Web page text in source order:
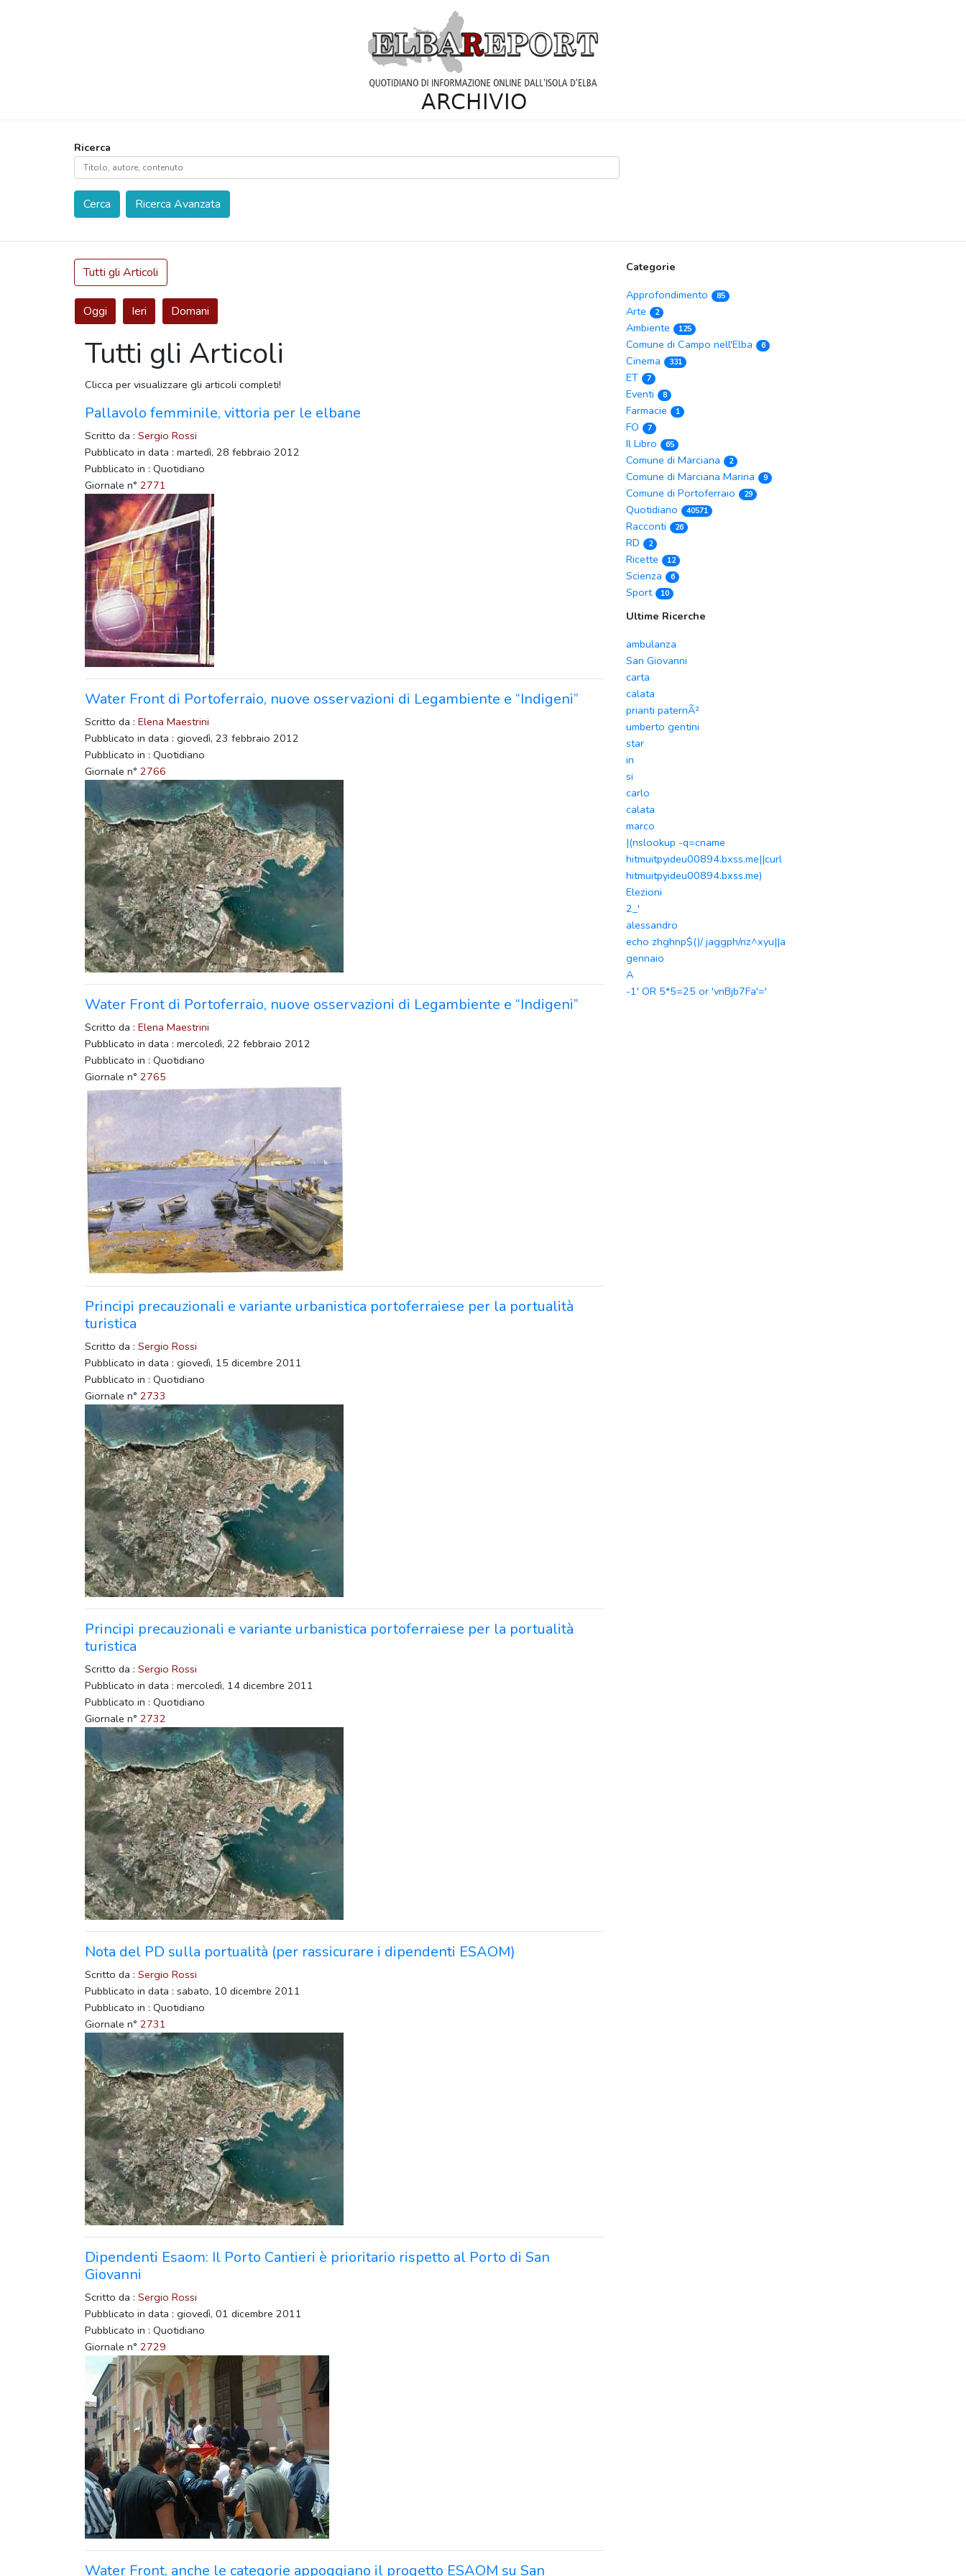
Ricerca
Cerca Ricerca Avanzata
Tutti gli Articoli
Oggi Ieri Domani
Tutti gli Articoli
Clicca per visualizzare gli articoli completi!
Pallavolo femminile, vittoria per le elbane
Scritto da : Sergio Rossi
Pubblicato in data : martedì, 28 febbraio 2012
Pubblicato in : Quotidiano
Giornale n° 2771
Water Front di Portoferraio, nuove osservazioni di Legambiente e “Indigeni”
Scritto da : Elena Maestrini
Pubblicato in data : giovedì, 23 febbraio 2012
Pubblicato in : Quotidiano
Giornale n° 2766
Water Front di Portoferraio, nuove osservazioni di Legambiente e “Indigeni”
Scritto da : Elena Maestrini
Pubblicato in data : mercoledì, 22 febbraio 2012
Pubblicato in : Quotidiano
Giornale n° 2765
Principi precauzionali e variante urbanistica portoferraiese per la portualità
turistica
Scritto da : Sergio Rossi
Pubblicato in data : giovedì, 15 dicembre 2011
Pubblicato in : Quotidiano
Giornale n° 2733
Principi precauzionali e variante urbanistica portoferraiese per la portualità
turistica
Scritto da : Sergio Rossi
Pubblicato in data : mercoledì, 14 dicembre 2011
Pubblicato in : Quotidiano
Giornale n° 2732
Nota del PD sulla portualità (per rassicurare i dipendenti ESAOM)
Scritto da : Sergio Rossi
Pubblicato in data : sabato, 10 dicembre 2011
Pubblicato in : Quotidiano
Giornale n° 2731
Dipendenti Esaom: Il Porto Cantieri è prioritario rispetto al Porto di San
Giovanni
Scritto da : Sergio Rossi
Pubblicato in data : giovedì, 01 dicembre 2011
Pubblicato in : Quotidiano
Giornale n° 2729
Water Front, anche le categorie appoggiano il progetto ESAOM su San
Categorie
Approfondimento
85
Arte 2
Ambiente 125
Comune di Campo nell'Elba 6
Cinema 331
ET 7
Eventi 8
Farmacie 1
FO 7
Il Libro 65
Comune di Marciana 2
Comune di Marciana Marina 9
Comune di Portoferraio 29
Quotidiano 40571
Racconti 26
RD 2
Ricette 12
Scienza 6
Sport 10
Ultime Ricerche
ambulanza
San Giovanni
carta
calata
prianti paternÃ²
umberto gentini
star
in
si
carlo
calata
marco
|(nslookup -q=cname
hitmuitpyideu00894.bxss.me||curl
hitmuitpyideu00894.bxss.me)
Elezioni
2_'
alessandro
echo zhghnp$()/ jaggph/nz^xyu||a
gennaio
A
-1' OR 5*5=25 or 'vnBjb7Fa'='